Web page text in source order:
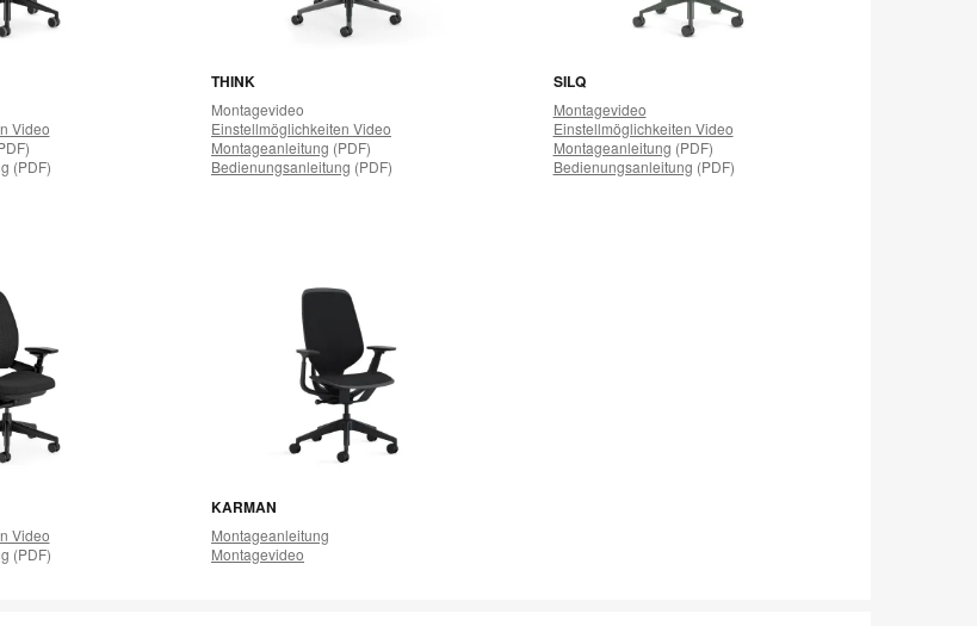
Video
(PDF)
THINK
Montagevideo
Einstellmöglichkeiten Video
Montageanleitung (PDF)
Bedienungsanleitung (PDF)
SILQ
Montagevideo
Einstellmöglichkeiten Video
Montageanleitung (PDF)
Bedienungsanleitung (PDF)
Video
(PDF)
KARMAN
Montageanleitung
Montagevideo